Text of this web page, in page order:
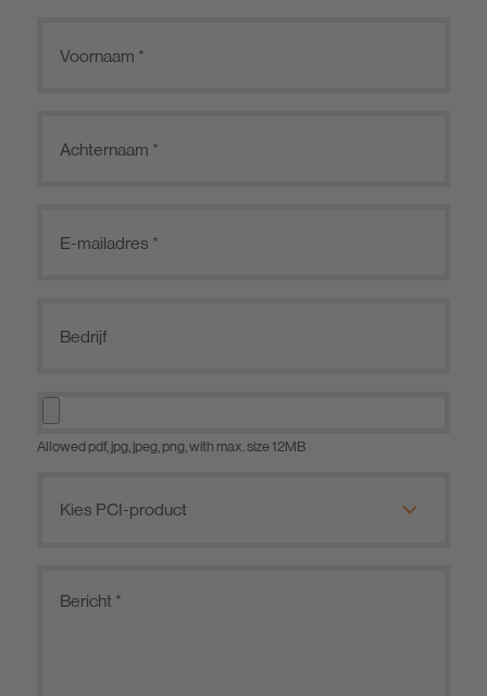
Allowed pdf, jpg, jpeg, png, with max. size 12MB